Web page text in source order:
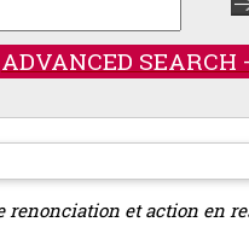
ADVANCED SEARCH
renonciation et action en